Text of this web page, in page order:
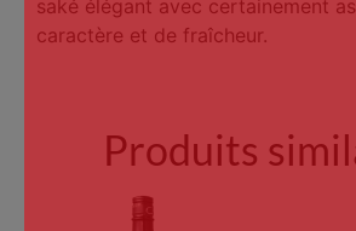
saké élégant avec certainement
caractère et de fraîcheur.
Produits